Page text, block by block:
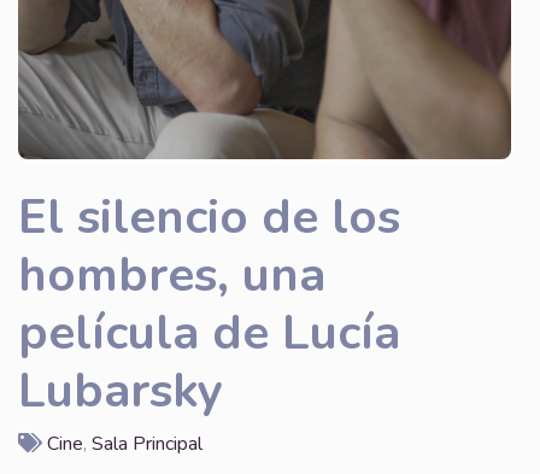
El silencio de los
hombres, una
película de Lucía
Lubarsky
Cine, Sala Principal